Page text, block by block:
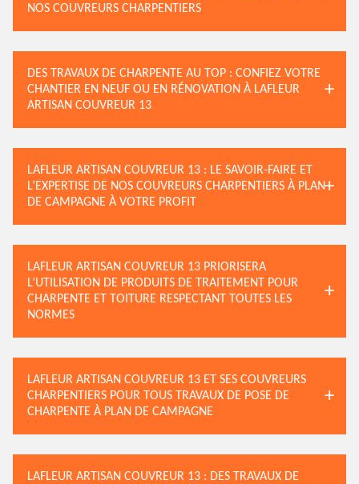
NOS COUVREURS CHARPENTIERS
DES TRAVAUX DE CHARPENTE AU TOP : CONFIEZ VOTRE
CHANTIER EN NEUF OU EN RÉNOVATION À LAFLEUR
ARTISAN COUVREUR 13
LAFLEUR ARTISAN COUVREUR 13 : LE SAVOIR-FAIRE ET
L’EXPERTISE DE NOS COUVREURS CHARPENTIERS À PLAN
DE CAMPAGNE À VOTRE PROFIT
LAFLEUR ARTISAN COUVREUR 13 PRIORISERA
L’UTILISATION DE PRODUITS DE TRAITEMENT POUR
CHARPENTE ET TOITURE RESPECTANT TOUTES LES
NORMES
LAFLEUR ARTISAN COUVREUR 13 ET SES COUVREURS
CHARPENTIERS POUR TOUS TRAVAUX DE POSE DE
CHARPENTE À PLAN DE CAMPAGNE
LAFLEUR ARTISAN COUVREUR 13 : DES TRAVAUX DE